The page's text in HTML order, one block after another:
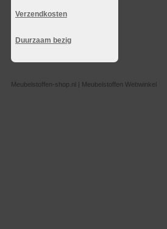
Verzendkosten
Duurzaam bezig
Meubelstoffen-shop.nl | Meubelstoffen Webwinkel